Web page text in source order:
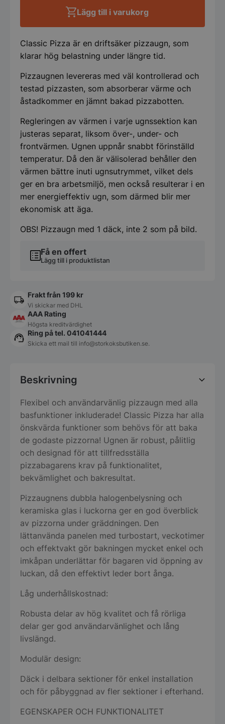
Dahlen
Få en offert
Lägg till i produktlistan
Lägg till i varukorg
Classic Pizza är en driftsäker pizzaugn, som
klarar hög belastning under längre tid.
Pizzaugnen levereras med väl kontrollerad och
testad pizzasten, som absorberar värme och
åstadkommer en jämnt bakad pizzabotten.
Regleringen av värmen i varje ugnssektion kan
justeras separat, liksom över-, under- och
frontvärmen. Ugnen uppnår snabbt förinställd
temperatur. Då den är välisolerad behåller den
värmen bättre inuti ugnsutrymmet, vilket dels
ger en bra arbetsmiljö, men också resulterar i en
mer energieffektiv ugn, som därmed blir mer
ekonomisk att äga.
OBS! Pizzaugn med 1 däck, inte 2 som på bild.
Frakt från 199 kr
Vi skickar med DHL
AAA Rating
Högsta kreditvärdighet
Ring på tel. 041041444
Skicka ett mail till info@storkoksbutiken.se.
Beskrivning
Flexibel och användarvänlig pizzaugn med alla
basfunktioner inkluderade! Classic Pizza har alla
önskvärda funktioner som behövs för att baka
de godaste pizzorna! Ugnen är robust, pålitlig
och designad för att tillfredsställa
pizzabagarens krav på funktionalitet,
bekvämlighet och bakresultat.
Pizzaugnens dubbla halogenbelysning och
keramiska glas i luckorna ger en god överblick
av pizzorna under gräddningen. Den
lättanvända panelen med turbostart, veckotimer
och effektvakt gör bakningen mycket enkel och
imkåpan underlättar för bagaren vid öppning av
luckan, då den effektivt leder bort ånga.
Låg underhållskostnad:
Robusta delar av hög kvalitet och få rörliga
delar ger god användarvänlighet och lång
livslängd.
Modulär design:
Däck i delbara sektioner för enkel installation
och för påbyggnad av fler sektioner i efterhand.
EGENSKAPER OCH FUNKTIONALITET